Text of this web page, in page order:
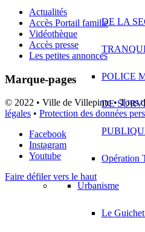
DE LA
POLICE
DE
Opération
Urbanisme
Le
Actualités
Accès Portail famille
Vidéothèque
Accès presse
Les petites annonces
Marque-pages
© 2022 • Ville de Villepinte • Tous
légales • Protection des données
Facebook
Instagram
Youtube
Faire défiler vers le haut